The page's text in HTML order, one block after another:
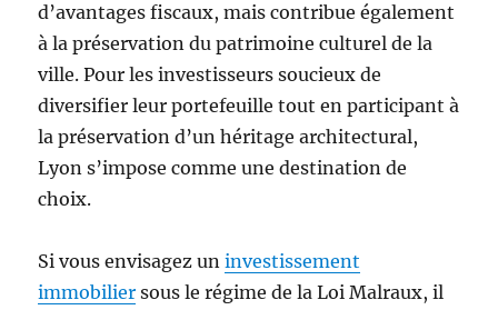
d’avantages fiscaux, mais contribue également
à la préservation du patrimoine culturel de la
ville. Pour les investisseurs soucieux de
diversifier leur portefeuille tout en participant à
la préservation d’un héritage architectural,
Lyon s’impose comme une destination de
choix.
Si vous envisagez uninvestissement
immobilier sous le régime de la Loi Malraux, il